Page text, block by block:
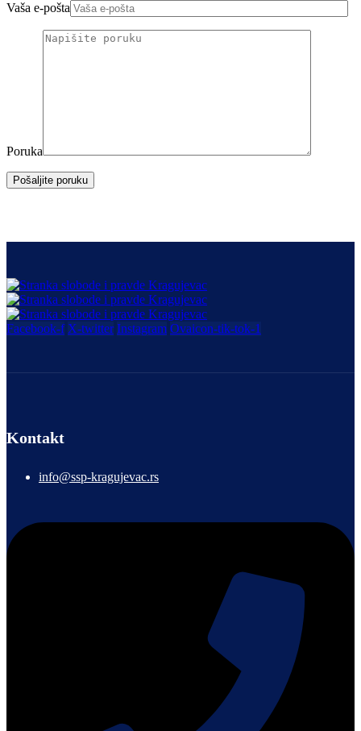
Vaša e-pošta
Poruka
Pošaljite poruku
Facebook-f X-twitter Instagram Ovaicon-tik-tok-1
Kontakt
info@ssp-kragujevac.rs